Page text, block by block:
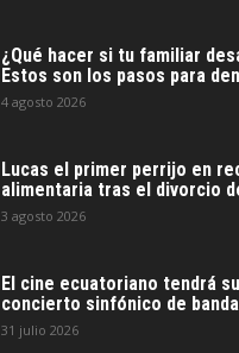
¿Qué hacer si tu familiar
Estos son los pasos para
4 agosto 2026
Lucas el primer perrijo en
alimentaria tras el divorcio
3 agosto 2026
El cine ecuatoriano tendrá
concierto sinfónico de
31 julio 2026